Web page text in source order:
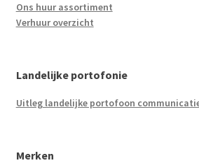
Ons huur assortiment
Verhuur overzicht
Landelijke portofonie
Uitleg landelijke portofoon
Merken